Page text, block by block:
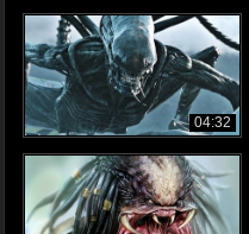
04:32